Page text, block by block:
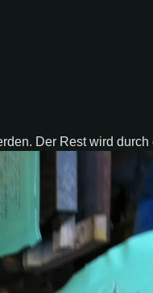
Der Rest wird